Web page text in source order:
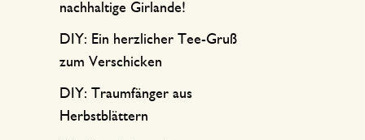
nachhaltige Girlande!
DIY: Ein herzlicher Tee-Gruß
zum Verschicken
DIY: Traumfänger aus
Herbstblättern